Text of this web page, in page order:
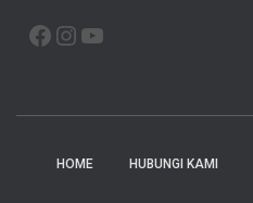
HOME HUBUNGI KAMI